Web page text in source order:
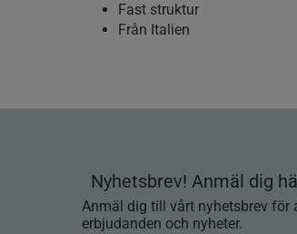
Fast struktur
Från Italien
Nyhetsbrev! Anmäl dig
Anmäl dig till vårt nyhetsbrev för
erbjudanden och nyheter.